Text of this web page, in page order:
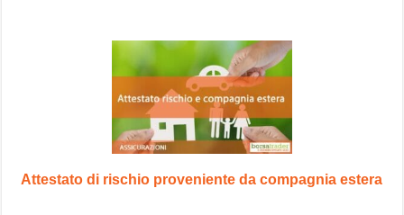
Attestato di rischio proveniente da compagnia estera